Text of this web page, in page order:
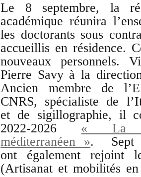
Le 8 septembre, la
académique réunira
les doctorants sous
accueillis en résidence.
nouveaux personnels.
Pierre Savy à la
Ancien membre de
CNRS, spécialiste de
et de sigillographie, il
2022-2026 « La
méditerranéen ». Sept
ont également
(Artisanat et mobilités